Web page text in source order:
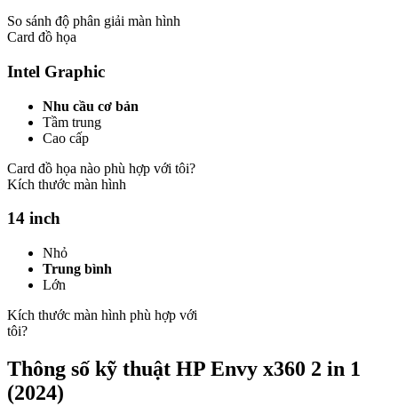
So sánh độ phân giải màn hình
Card đồ họa
Intel Graphic
Nhu cầu cơ bản
Tầm trung
Cao cấp
Card đồ họa nào phù hợp với tôi?
Kích thước màn hình
14 inch
Nhỏ
Trung bình
Lớn
Kích thước màn hình phù hợp với
tôi?
Thông số kỹ thuật HP Envy x360 2 in 1
(2024)